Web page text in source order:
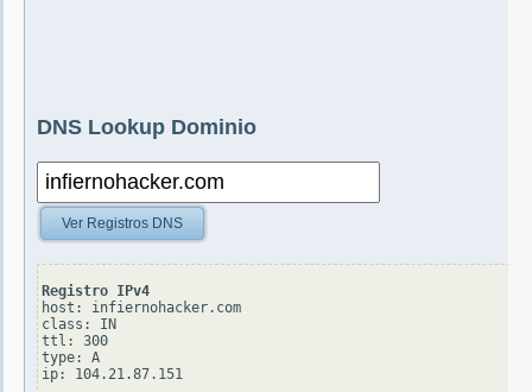
DNS Lookup Dominio
Ver Registros DNS
Registro IPv4
host: infiernohacker.com
class: IN
ttl: 300
type: A